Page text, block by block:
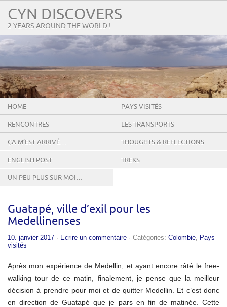
CYN DISCOVERS
2 YEARS AROUND THE WORLD !
HOME PAYS VISITÉS
RENCONTRES LES TRANSPORTS
ÇA M’EST ARRIVÉ… THOUGHTS & REFLECTIONS
ENGLISH POST TREKS
UN PEU PLUS SUR MOI…
Guatapé, ville d’exil pour les
Medellinenses
10. janvier 2017 · Ecrire un commentaire · Catégories: Colombie Pays
visités
Après mon expérience de Medellin, et ayant encore râté le free-
walking tour de ce matin, finalement, je pense que la meilleur
décision à prendre pour moi et de quitter Medellin. Et c’est donc
en direction de Guatapé que je pars en fin de matinée. Cette